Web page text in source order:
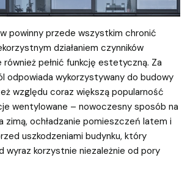
powinny przede wszystkim chronić
działaniem czynników
również pełnić funkcję estetyczną. Za
odpowiada wykorzystywany do budowy
względu coraz większą popularność
wentylowane – nowoczesny sposób na
zimą, ochładzanie pomieszczeń latem i
uszkodzeniami budynku, który
wyraz korzystnie niezależnie od pory